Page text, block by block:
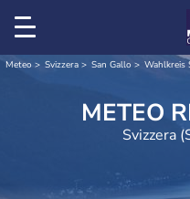
Meteo Svizzera San Gallo Wahlkreis
Svizzera